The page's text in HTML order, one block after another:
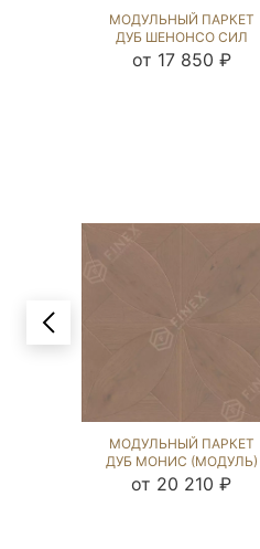
МОДУЛЬНЫЙ ПАРКЕТ
ДУБ ШЕНОНСО СИЛ
БРАУН (BRUSHED) 121761
от 17 850 ₽
МОДУЛЬНЫЙ ПАРКЕТ
ДУБ МОНИС (МОДУЛЬ)
РАТЛИН (BRUSHED)
от 20 210 ₽